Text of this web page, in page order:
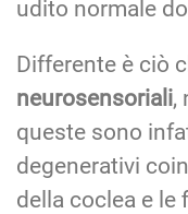
udito normale
Differente è ciò
neurosensoriali,
queste sono
degenerativi
della coclea e le